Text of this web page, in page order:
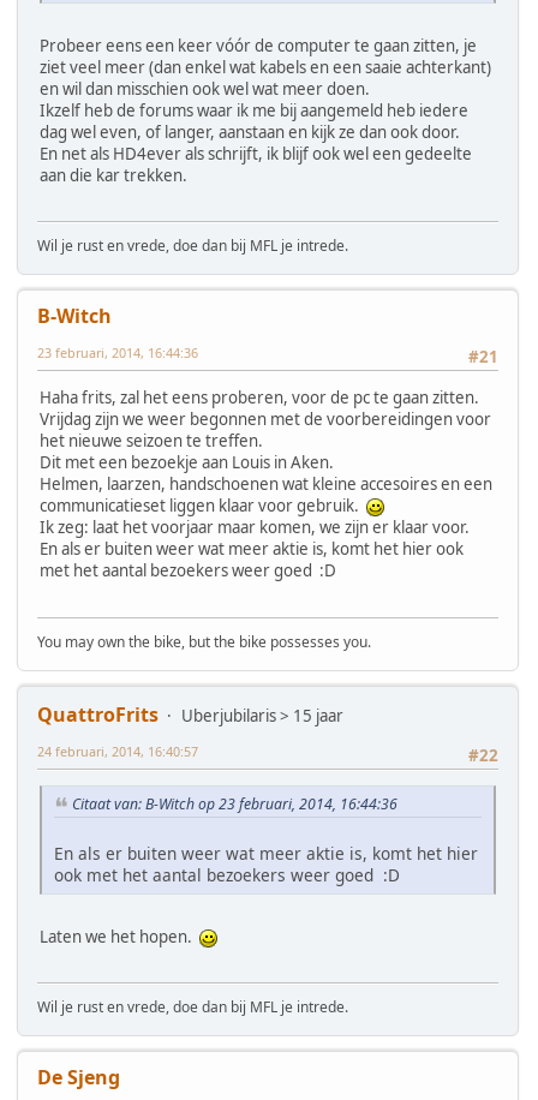
Probeer eens een keer vóór de computer te gaan zitten, je
ziet veel meer (dan enkel wat kabels en een saaie achterkant)
en wil dan misschien ook wel wat meer doen.
Ikzelf heb de forums waar ik me bij aangemeld heb iedere
dag wel even, of langer, aanstaan en kijk ze dan ook door.
En net als HD4ever als schrijft, ik blijf ook wel een gedeelte
aan die kar trekken.
Wil je rust en vrede, doe dan bij MFL je intrede.
B-Witch
#21
23 februari, 2014, 16:44:36
Haha frits, zal het eens proberen, voor de pc te gaan zitten.
Vrijdag zijn we weer begonnen met de voorbereidingen voor
het nieuwe seizoen te treffen.
Dit met een bezoekje aan Louis in Aken.
Helmen, laarzen, handschoenen wat kleine accesoires en een
communicatieset liggen klaar voor gebruik.
Ik zeg: laat het voorjaar maar komen, we zijn er klaar voor.
En als er buiten weer wat meer aktie is, komt het hier ook
met het aantal bezoekers weer goed :D
You may own the bike, but the bike possesses you.
QuattroFrits
Uberjubilaris > 15 jaar
#22
24 februari, 2014, 16:40:57
Citaat van: B-Witch op 23 februari, 2014, 16:44:36
En als er buiten weer wat meer aktie is, komt het hier
ook met het aantal bezoekers weer goed :D
Laten we het hopen.
Wil je rust en vrede, doe dan bij MFL je intrede.
De Sjeng